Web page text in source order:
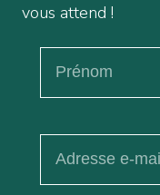
vous attend !